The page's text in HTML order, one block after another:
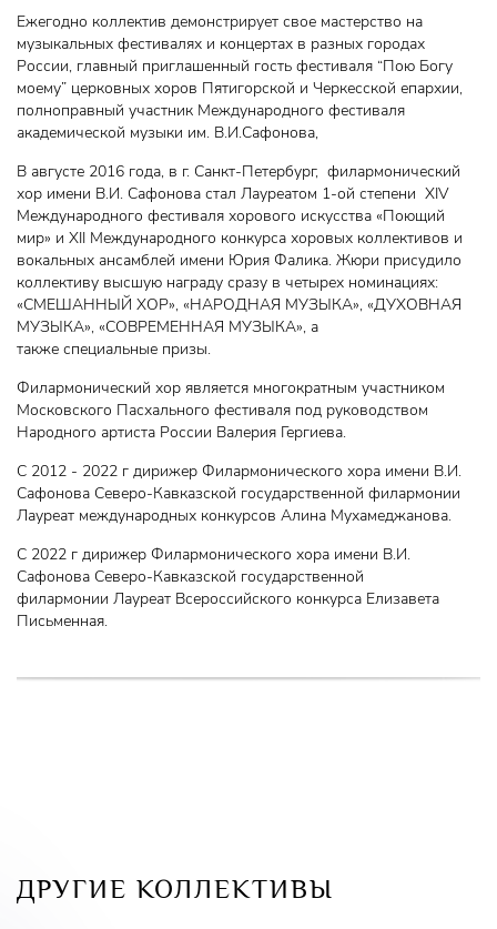
Ежегодно коллектив демонстрирует свое мастерство на
музыкальных фестивалях и концертах в разных городах
России, главный приглашенный гость фестиваля “Пою Богу
моему” церковных хоров Пятигорской и Черкесской епархии,
полноправный участник Международного фестиваля
академической музыки им. В.И.Сафонова,
В августе 2016 года, в г. Санкт-Петербург, филармонический
хор имени В.И. Сафонова стал Лауреатом 1-ой степени XIV
Международного фестиваля хорового искусства «Поющий
мир» и XII Международного конкурса хоровых коллективов и
вокальных ансамблей имени Юрия Фалика. Жюри присудило
коллективу высшую награду сразу в четырех номинациях:
«СМЕШАННЫЙ ХОР», «НАРОДНАЯ МУЗЫКА», «ДУХОВНАЯ
МУЗЫКА», «СОВРЕМЕННАЯ МУЗЫКА», а
также специальные призы.
Филармонический хор является многократным участником
Московского Пасхального фестиваля под руководством
Народного артиста России Валерия Гергиева.
С 2012 - 2022 г дирижер Филармонического хора имени В.И.
Сафонова Северо-Кавказской государственной филармонии
Лауреат международных конкурсов Алина Мухамеджанова.
С 2022 г дирижер Филармонического хора имени В.И.
Сафонова Северо-Кавказской государственной
филармонии Лауреат Всероссийского конкурса Елизавета
Письменная.
ДРУГИЕ КОЛЛЕКТИВЫ